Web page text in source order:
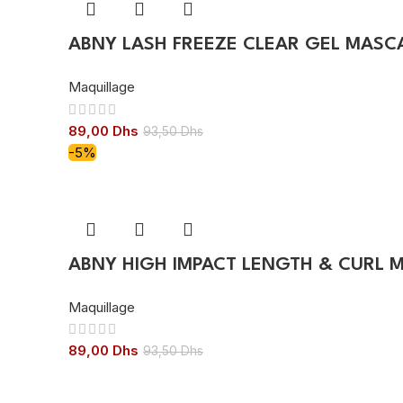
ABNY LASH FREEZE CLEAR GEL
Maquillage
89,00 Dhs 93,50Dhs
-5%
ABNY HIGH IMPACT LENGTH & CURL
Maquillage
89,00 Dhs 93,50Dhs